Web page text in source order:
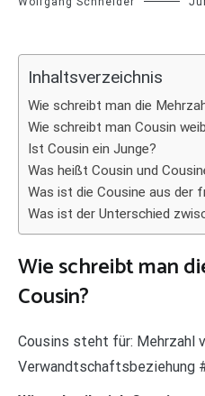
Inhaltsverzeichnis
Wie schreibt man die
Wie schreibt man Cousin
Ist Cousin ein Junge?
Was heißt Cousin und
Was ist die Cousine aus der
Was ist der Unterschied
Wie schreibt man
Cousin?
Cousins steht für: Mehrzahl
Verwandtschaftsbeziehung